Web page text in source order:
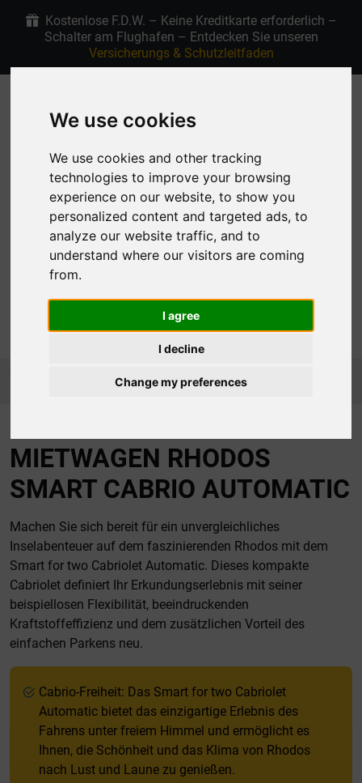
Kostenlose F.D.W. – Keine Kreditkarte erforderlich –
Schalter am Flughafen – Entdecken Sie unseren
Versicherungs & Schutzleitfaden
DE
Meine Reservierung
MENU
SMART CABRIO AUTOMATIC
MIETWAGEN RHODOS
SMART CABRIO AUTOMATIC
Machen Sie sich bereit für ein unvergleichliches
Inselabenteuer auf dem faszinierenden Rhodos mit dem
Smart for two Cabriolet Automatic. Dieses kompakte
Cabriolet definiert Ihr Erkundungserlebnis mit seiner
beispiellosen Flexibilität, beeindruckenden
Kraftstoffeffizienz und dem zusätzlichen Vorteil des
einfachen Parkens neu.
Cabrio-Freiheit: Das Smart for two Cabriolet
Automatic bietet das einzigartige Erlebnis des
Fahrens unter freiem Himmel und ermöglicht es
Ihnen, die Schönheit und das Klima von Rhodos
nach Lust und Laune zu genießen.
We use cookies
We use cookies and other tracking
technologies to improve your browsing
experience on our website, to show you
personalized content and targeted ads, to
analyze our website traffic, and to
understand where our visitors are coming
from.
I agree
I decline
Change my preferences